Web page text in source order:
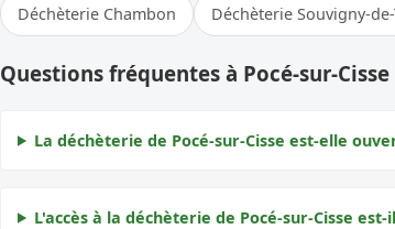
Déchèterie Chambon Déchèterie Souvigny-
Questions fréquentes à Pocé-sur-Cisse
La déchèterie de Pocé-sur-Cisse est-elle
L'accès à la déchèterie de Pocé-sur-Cisse